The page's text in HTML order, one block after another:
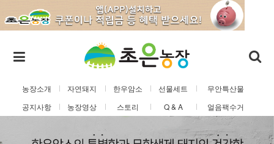
농장소개 자연돼지 한우암소 선물세트
무안특산물
공지사항
농장영상 스토리 Q & A 얼음팩수거